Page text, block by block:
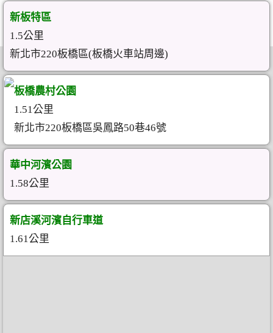
新板特區
1.5公里
新北市220板橋區(板橋火車站周邊)
板橋農村公園
1.51公里
新北市220板橋區吳鳳路50巷46號
華中河濱公園
1.58公里
新店溪河濱自行車道
1.61公里